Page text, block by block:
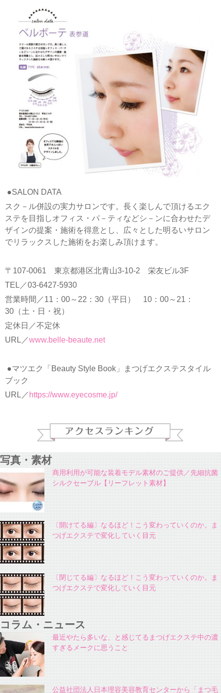
●SALON DATA
スク－ル併設の実力サロンです。長く楽しんで頂けるエク
ステを目指しオフィス・パ－ティなどシ－ンに合わせたデ
ザインの提案・施術を得意とし、広々とした明るいサロン
でリラックスした施術をお楽しみ頂けます。
〒107-0061 東京都港区北青山3-10-2 栄友ビル3F
TEL／03-6427-5930
営業時間／11：00～22：30（平日） 10：00～21：
30（土・日・祝）
定休日／不定休
URL／www.belle-beaute.net
●マツエク「Beauty Style Book」まつげエクステスタイル
ブック
URL／https://www.eyecosme.jp/
写真・素材
商用利用が可能な装着モデル素材のご提供／先細抗菌
シルクセーブル【リーフレット素材】
〔開けてる編〕なるほど！こう変わっていくのか。ま
つげエクステで変化していく目元
〔閉じてる編〕なるほど！こう変わっていくのか。ま
つげエクステで変化していく目元
コラム・ニュース
最近やたら多いな、と感じてるまつげエクステ中の濃
すぎるメークに思うこと
公益社団法人日本理容美容教育センターから「まつ毛